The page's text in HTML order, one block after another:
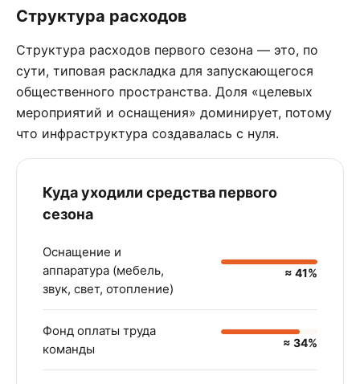
Структура расходов
Структура расходов первого сезона — это, по
сути, типовая раскладка для запускающегося
общественного пространства. Доля «целевых
мероприятий и оснащения» доминирует, потому
что инфраструктура создавалась с нуля.
Куда уходили средства первого
сезона
Оснащение и
аппаратура (мебель,
звук, свет, отопление)
≈ 41%
Фонд оплаты труда
команды
≈ 34%